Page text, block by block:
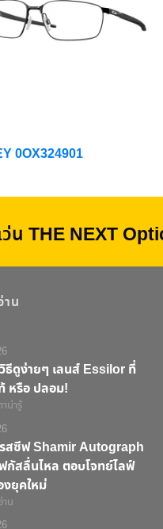
0OX324901
น THE NEXT
าน
ธีดูง่ายๆ เลนส์ Essilor ที่
หรือ ปลอม!
น่ารู้
รสซีฟ Shamir Autograph
สลื่นไหล ตอบโจทย์ไลฟ์
งยุคใหม่
าน